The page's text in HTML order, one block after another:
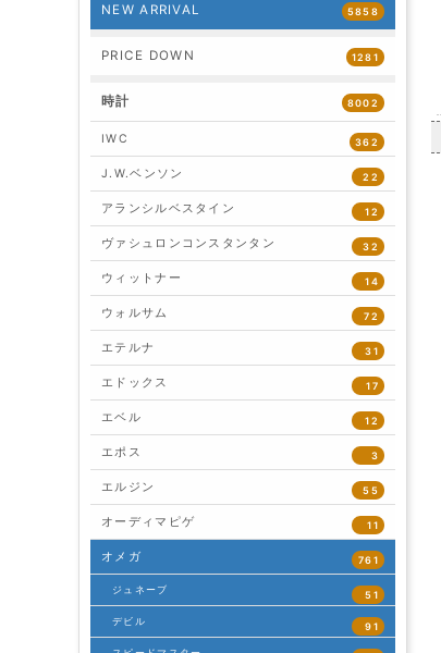
NEW ARRIVAL 5858
PRICE DOWN 1281
時計 8002
IWC 362
J.W.ベンソン 22
アランシルベスタイン 12
ヴァシュロンコンスタンタン 32
ウィットナー 14
ウォルサム 72
エテルナ 31
エドックス 17
エベル 12
エポス 3
エルジン 55
オーディマピゲ 11
オメガ 761
ジュネーブ 51
デビル 91